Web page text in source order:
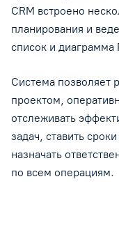
CRM встроено
планирования и
список и диаграмма
Система позволяет
проектом,
отслеживать
задач, ставить
назначать
по всем операциям.